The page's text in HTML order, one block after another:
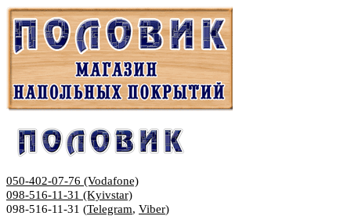
050-402-07-76 (Vodafone)
098-516-11-31 (Kyivstar)
098-516-11-31 (Telegram, Viber)